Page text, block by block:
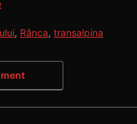
, Rânca, transalpina